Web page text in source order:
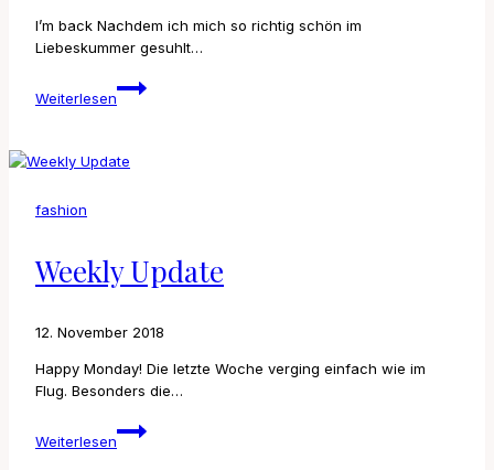
I’m back Nachdem ich mich so richtig schön im
Liebeskummer gesuhlt…
Weiterlesen
Kill
that
fashion
Weekly Update
12. November 2018
Happy Monday! Die letzte Woche verging einfach wie im
Flug. Besonders die…
Weiterlesen
Weekly
Update